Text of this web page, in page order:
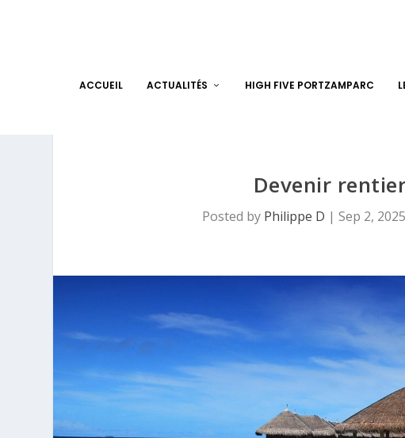
ACCUEIL ACTUALITÉS HIGH FIVE PORTZAMPARC
Devenir
Posted by Philippe D | Sep 2, 2025